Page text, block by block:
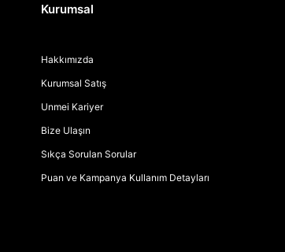
Kurumsal
Hakkımızda
Kurumsal Satış
Unmei Kariyer
Bize Ulaşın
Sıkça Sorulan Sorular
Puan ve Kampanya Kullanım Detayları